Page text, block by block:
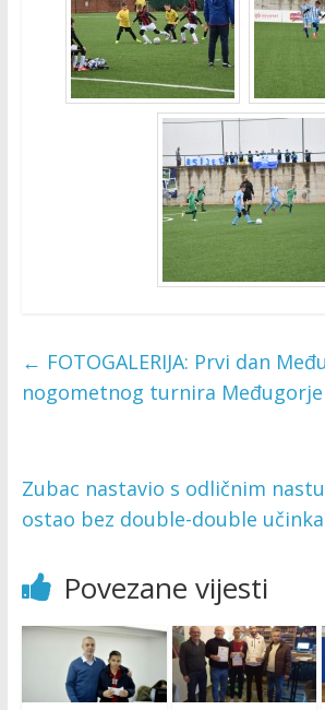
← FOTOGALERIJA: Prvi dan
nogometnog turnira Međugorje
Zubac nastavio s odličnim
ostao bez double-double učinka
Povezane vijesti